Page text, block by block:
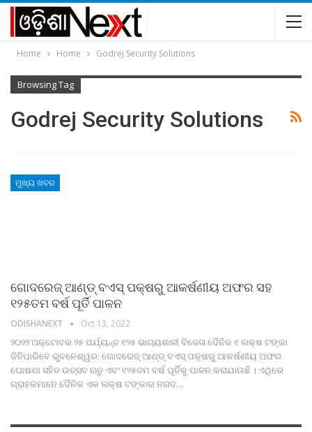
Home Home Godrej Security Solutions
Browsing Tag
Godrej Security Solutions
ମୁଖ୍ୟ ଖବର
ଗୋଦରେଜ୍ ଆଣ୍ଡ୍ ବଏସ୍ ପକ୍ଷରୁ ଆକର୍ଷଣୀୟ ଅଫର ସହ
୧୨୫ତମ ବର୍ଷ ପୂର୍ତି ପାଳନ
ODISHANEXT Oct 13, 2022
୨୦୨୨ ଅକ୍ଟୋବର ୨୫ ପର୍ଯ୍ୟନ୍ତ ୧୨୫ ଭାଗ୍ୟଶାଳୀ ବିଜେତା ଦୈନିକ ୧ ଲକ୍ଷ ଟଙ୍କା
ଜିତିପାରିବେଭୁବନେଶ୍ୱର: ଗୋଦରେଜ୍ ଆଣ୍ଡ୍ ବଏସ୍ ପକ୍ଷରୁ ଆକର୍ଷଣୀୟ ଅଫର
ଘୋଷଣା ସହିତ ଉତ୍ସବ ଋତୁ ଏବଂ ୧୨୫ତମ ବର୍ଷ ପୂର୍ତିକୁ ପାଳନ କରାଯାଉଛି । ଏଥିରେ
ଗ୍ରାହକମାନେ ଦୈନିକ ଏକ ଲକ୍ଷ ଟଙ୍କାର ନଗଦ…